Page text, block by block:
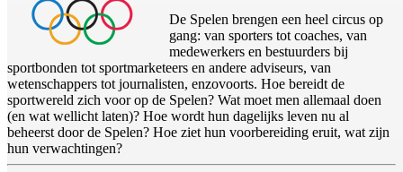
De Spelen brengen een heel circus op
gang: van sporters tot coaches, van
medewerkers en bestuurders bij
sportbonden tot sportmarketeers en andere adviseurs, van
wetenschappers tot journalisten, enzovoorts. Hoe bereidt de
sportwereld zich voor op de Spelen? Wat moet men allemaal doen
(en wat wellicht laten)? Hoe wordt hun dagelijks leven nu al
beheerst door de Spelen? Hoe ziet hun voorbereiding eruit, wat zijn
hun verwachtingen?